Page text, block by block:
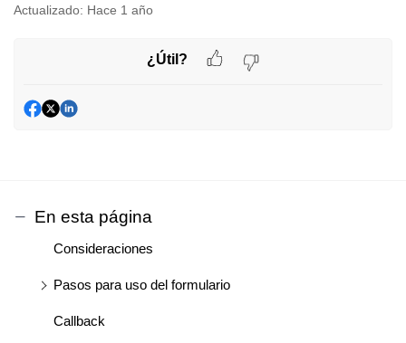
Actualizado: Hace 1 año
¿Útil?
En esta página
Consideraciones
Pasos para uso del formulario
Callback